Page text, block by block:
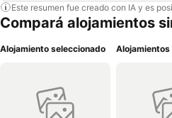
Este resumen fue creado con IA y es
Compará alojamientos
Alojamiento seleccionado